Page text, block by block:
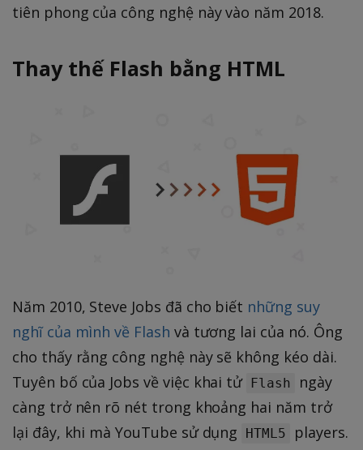
tiên phong của công nghệ này vào năm 2018.
Thay thế Flash bằng HTML
Năm 2010, Steve Jobs đã cho biết những suy
nghĩ của mình về Flash và tương lai của nó. Ông
cho thấy rằng công nghệ này sẽ không kéo dài.
Tuyên bố của Jobs về việc khai tử
Flash
ngày
càng trở nên rõ nét trong khoảng hai năm trở
lại đây, khi mà YouTube sử dụng
HTML5 players.